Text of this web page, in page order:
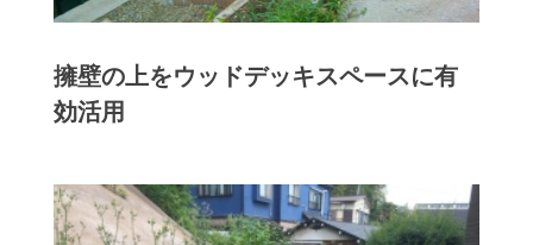
擁壁の上をウッドデッキスペースに有
効活用